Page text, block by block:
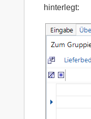
hinterlegt: